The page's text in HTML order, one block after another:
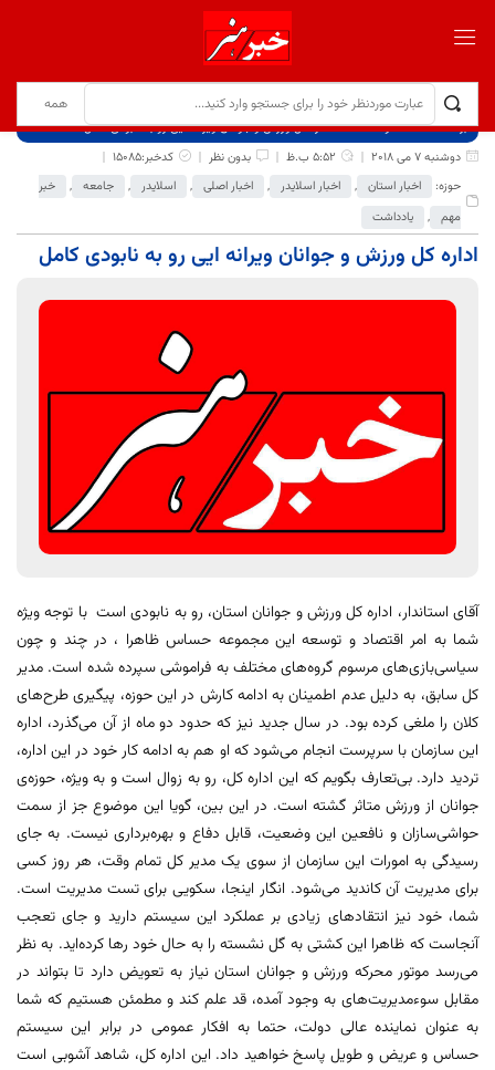
برگ نخست نوشته‌ها
اداره کل ورزش و جوانان ویرانه ایی رو به نابودی کامل
دوشنبه 7 می 2018
5:52 ب.ظ بدون نظر
کدخبر:15085
حوزه:
اخبار استان , اخبار اسلایدر , اخبار اصلی , اسلایدر , جامعه ,
خبر
مهم , یادداشت
اداره کل ورزش و جوانان ویرانه ایی رو به نابودی کامل
آقای استاندار، اداره کل ورزش و جوانان استان، رو به نابودی است با توجه ویژه
شما به امر اقتصاد و توسعه این مجموعه حساس ظاهرا ، در چند و چون
سیاسی‌بازی‌های مرسوم گروه‌های مختلف به فراموشی سپرده شده است. مدیر
کل سابق، به دلیل عدم اطمینان به ادامه کارش در این حوزه، پیگیری طرح‌های
کلان را ملغی کرده بود. در سال جدید نیز که حدود دو ماه از آن می‌گذرد، اداره
این سازمان با سرپرست انجام می‌شود که او هم به ادامه کار خود در این اداره،
تردید دارد. بی‌تعارف بگویم که این اداره کل، رو به زوال است و به ویژه، حوزه‌ی
جوانان از ورزش متاثر گشته است. در این بین، گویا این موضوع جز از سمت
حواشی‌سازان و نافعین این وضعیت، قابل دفاع و بهره‌برداری نیست. به جای
رسیدگی به امورات این سازمان از سوی یک مدیر کل تمام وقت، هر روز کسی
برای مدیریت آن کاندید می‌شود. انگار اینجا، سکویی برای تست مدیریت است.
شما، خود نیز انتقادهای زیادی بر عملکرد این سیستم دارید و جای تعجب
آنجاست که ظاهرا این کشتی به گل نشسته را به حال خود رها کرده‌اید. به نظر
می‌رسد موتور محرکه ورزش و جوانان استان نیاز به تعویض دارد تا بتواند در
مقابل سوءمدیریت‌های به وجود آمده، قد علم کند و مطمئن هستیم که شما
به عنوان نماینده عالی دولت، حتما به افکار عمومی در برابر این سیستم
حساس و عریض و طویل پاسخ خواهید داد. این اداره کل، شاهد آشوبی است